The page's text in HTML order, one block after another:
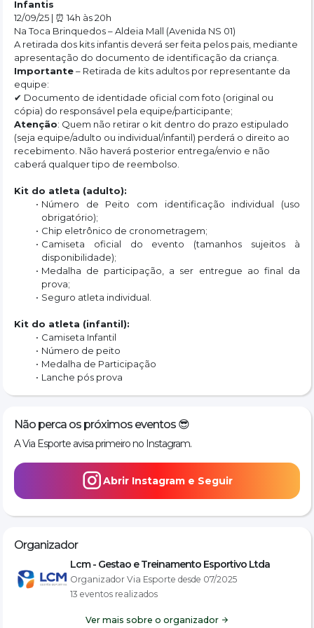
Formato da prova (infantil)
As distâncias serão de acordo com a faixa etária:
3 e 4 anos: 50 Metros
5 e 6 anos: 100 Metros
7 e 8 anos: 100 Metros
9 e 10 anos:
11 e 12 anos: 400 Metros
13 e 14 anos: 400 Metros
PCD
3 a 6 anos: 50 metros
7 a 10 anos: 100 metros
11 a 14 anos: 100 metros
Medalha
Informações adicionais
Consulte o regulmento.
Infantis
12/09/25 | ⏰ 14h às 20h
Na Toca Brinquedos – Aldeia Mall (Avenida NS 01)
A retirada dos kits infantis deverá ser feita pelos pais, mediante
apresentação do documento de identificação da criança.
Importante – Retirada de kits adultos por representante da
equipe:
✔ Documento de identidade oficial com foto (original ou
cópia) do responsável pela equipe/participante;
Atenção: Quem não retirar o kit dentro do prazo estipulado
(seja equipe/adulto ou individual/infantil) perderá o direito ao
recebimento. Não haverá posterior entrega/envio e não
caberá qualquer tipo de reembolso.
Kit do atleta (adulto):
Número de Peito com identificação individual (uso
obrigatório);
Chip eletrônico de cronometragem;
Camiseta oficial do evento (tamanhos sujeitos à
disponibilidade);
Medalha de participação, a ser entregue ao final da
prova;
Seguro atleta individual.
Kit do atleta (infantil):
Camiseta Infantil
Número de peito
Medalha de Participação
Lanche pós prova
Não perca os próximos eventos 😎
A Via Esporte avisa primeiro no Instagram.
Abrir Instagram e Seguir
Organizador
Lcm - Gestao e Treinamento Esportivo Ltda
Organizador Via Esporte desde 07/2025
13 eventos realizados
Ver mais sobre o organizador